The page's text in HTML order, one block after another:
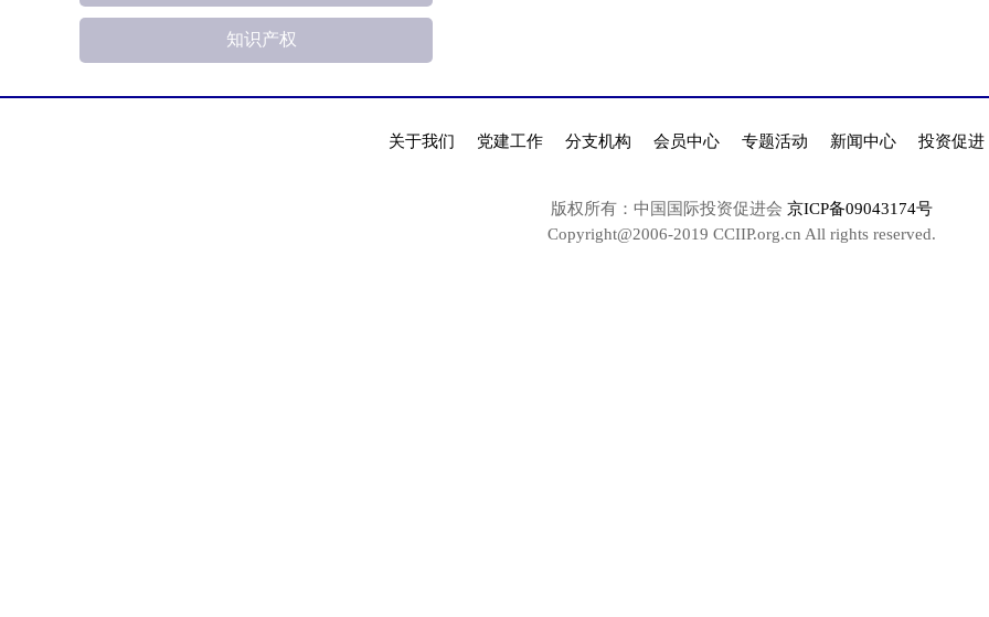
知识产权
关于我们 党建工作 分支机构 会员中心 专题活动 新闻中心 投资促进
版权所有：中国国际投资促进会 京ICP备09043174号
Copyright@2006-2019 CCIIP.org.cn All rights reserved.